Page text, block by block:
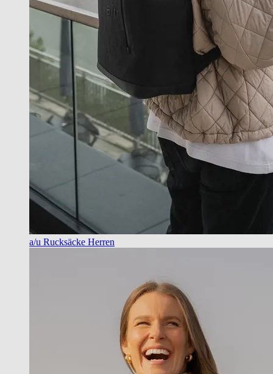
a/u Rucksäcke Herren